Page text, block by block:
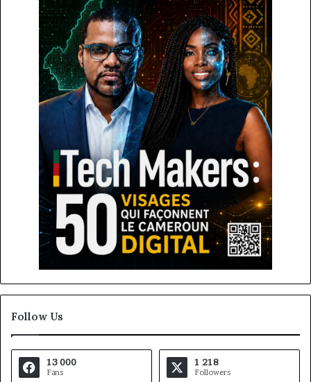
Follow Us
13 000
Fans
1 218
Followers